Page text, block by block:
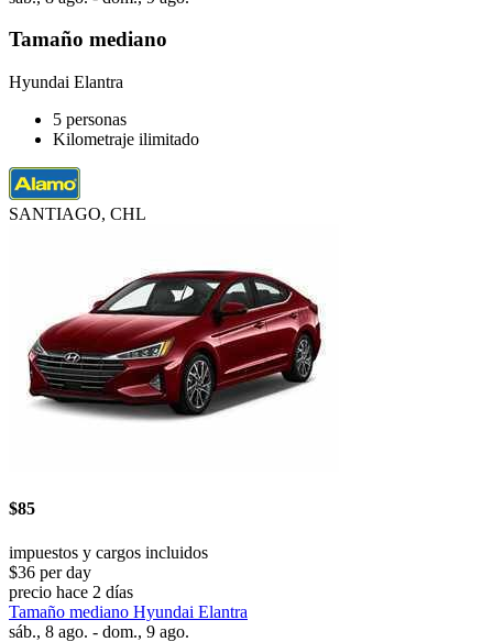
Tamaño mediano
Hyundai Elantra
5 personas
Kilometraje ilimitado
SANTIAGO, CHL
$85
impuestos y cargos incluidos
$36 per day
precio hace 2 días
Tamaño mediano Hyundai Elantra
sáb., 8 ago. - dom., 9 ago.